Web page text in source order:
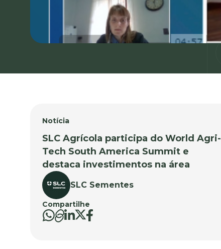
Notícia
SLC Agrícola participa do World Agri-
Tech South America Summit e
destaca investimentos na área
SLC Sementes
Compartilhe